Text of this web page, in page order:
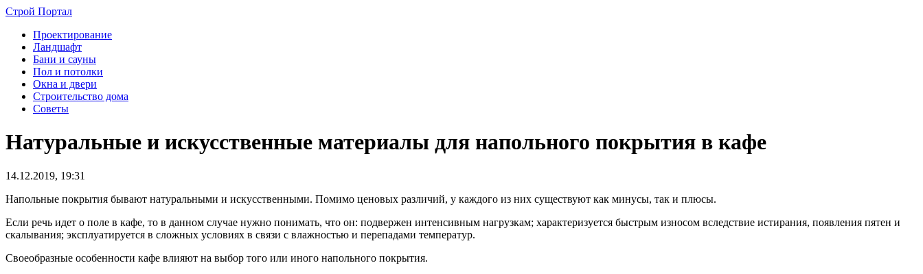
Строй Портал
Проектирование
Ландшафт
Бани и сауны
Пол и потолки
Окна и двери
Строительство дома
Советы
Натуральные и искусственные материалы для напольного покрытия в кафе
14.12.2019, 19:31
Напольные покрытия бывают натуральными и искусственными. Помимо ценовых различий, у каждого из них существуют как минусы, так и плюсы.
Если речь идет о поле в кафе, то в данном случае нужно понимать, что он: подвержен интенсивным нагрузкам; характеризуется быстрым износом вследствие истирания, появления пятен и
скалывания; эксплуатируется в сложных условиях в связи с влажностью и перепадами температур.
Своеобразные особенности кафе влияют на выбор того или иного напольного покрытия.